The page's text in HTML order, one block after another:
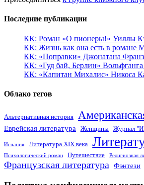
Последние публикации
КК: Роман «О пионеры!» Уиллы
КК: Жизнь как она есть в романе
КК: «Поправки» Джонатана
КК: «Гуд бай, Берлин»
КК: «Капитан Михалис» Никоса
Облако тегов
Альтернативная история
Еврейская литература Женщины Журнал
Испания Литература XIX века
Психологический роман Путешествие Религиозная
Французская литература Фэнтези